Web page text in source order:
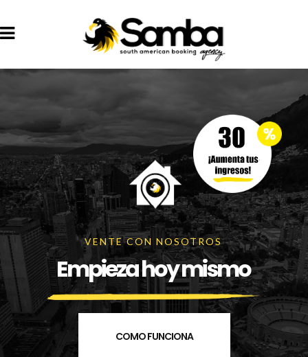
COMO FUNCIONA
Empieza hoy mismo
VENTE CON NOSOTROS